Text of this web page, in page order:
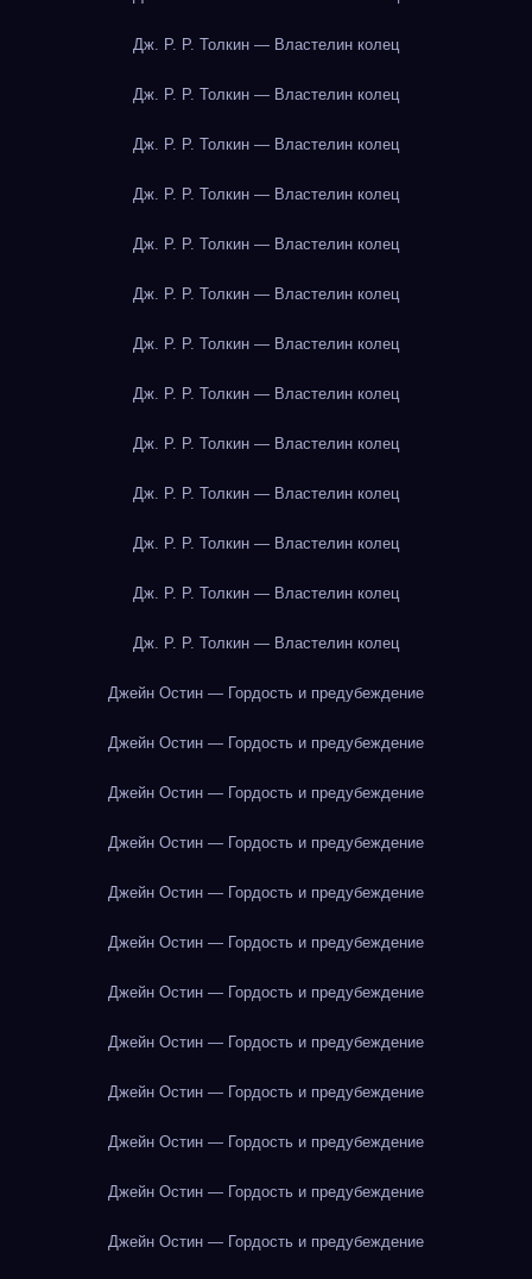
Дж. Р. Р. Толкин — Властелин колец
Дж. Р. Р. Толкин — Властелин колец
Дж. Р. Р. Толкин — Властелин колец
Дж. Р. Р. Толкин — Властелин колец
Дж. Р. Р. Толкин — Властелин колец
Дж. Р. Р. Толкин — Властелин колец
Дж. Р. Р. Толкин — Властелин колец
Дж. Р. Р. Толкин — Властелин колец
Дж. Р. Р. Толкин — Властелин колец
Дж. Р. Р. Толкин — Властелин колец
Дж. Р. Р. Толкин — Властелин колец
Дж. Р. Р. Толкин — Властелин колец
Дж. Р. Р. Толкин — Властелин колец
Джейн Остин — Гордость и предубеждение
Джейн Остин — Гордость и предубеждение
Джейн Остин — Гордость и предубеждение
Джейн Остин — Гордость и предубеждение
Джейн Остин — Гордость и предубеждение
Джейн Остин — Гордость и предубеждение
Джейн Остин — Гордость и предубеждение
Джейн Остин — Гордость и предубеждение
Джейн Остин — Гордость и предубеждение
Джейн Остин — Гордость и предубеждение
Джейн Остин — Гордость и предубеждение
Джейн Остин — Гордость и предубеждение